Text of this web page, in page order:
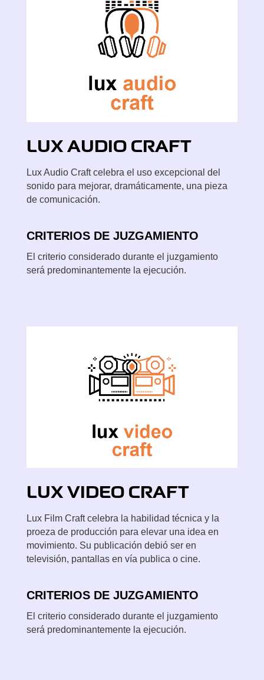
LUX AUDIO CRAFT
Lux Audio Craft celebra el uso excepcional del
sonido para mejorar, dramáticamente, una pieza
de comunicación.
CRITERIOS DE JUZGAMIENTO
El criterio considerado durante el juzgamiento
será predominantemente la ejecución.
LUX VIDEO CRAFT
Lux Film Craft celebra la habilidad técnica y la
proeza de producción para elevar una idea en
movimiento. Su publicación debió ser en
televisión, pantallas en vía publica o cine.
CRITERIOS DE JUZGAMIENTO
El criterio considerado durante el juzgamiento
será predominantemente la ejecución.